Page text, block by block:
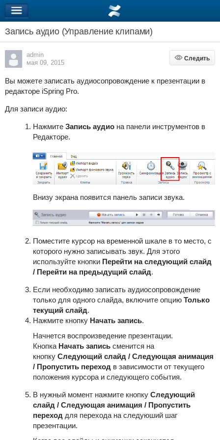
Запись аудио (Управление клипами)
admin
мая 09, 2015
Следить
Следить
Вы можете записать аудиосопровождение к презентации в
редакторе iSpring Pro.
Для записи аудио:
Нажмите Запись аудиона панели инструментов в
Редакторе.
Внизу экрана появится панель записи звука.
Поместите курсор на временной шкале в то место, с
которого нужно записывать звук. Для этого
используйте кнопки Перейти на следующий слайд
/ Перейти на предыдущий слайд.
Если необходимо записать аудиосопровождение
только для одного слайда, включите опцию Только
текущий слайд.
Нажмите кнопку Начать запись.
Начнется воспроизведение презентации.
Кнопка Начать записьсменится на
кнопку Следующий слайд / Следующая анимация
/ Пропустить переход в зависимости от текущего
положения курсора и следующего события.
В нужный момент нажмите кнопку Следующий
слайд / Следующая анимация / Пропустить
переход для перехода на следуюший шаг
презентации.